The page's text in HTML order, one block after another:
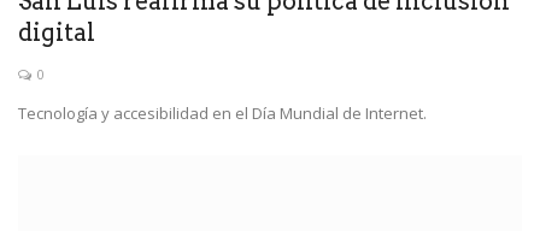
digital
0
Tecnología y accesibilidad en el Día Mundial de Internet.